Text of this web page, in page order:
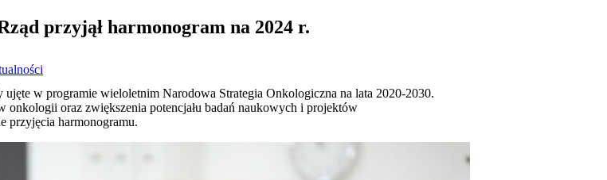
przyjął harmonogram na 2024 r.
ujęte w programie wieloletnim Narodowa Strategia Onkologiczna na lata 2020-2030.
oraz zwiększenia potencjału badań naukowych i projektów
przyjęcia harmonogramu.